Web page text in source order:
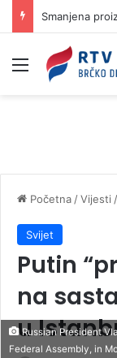
Izbornik
Početna /Vijesti /
Svijet
Putin
na
u
Russian President
Federal Assembly, in